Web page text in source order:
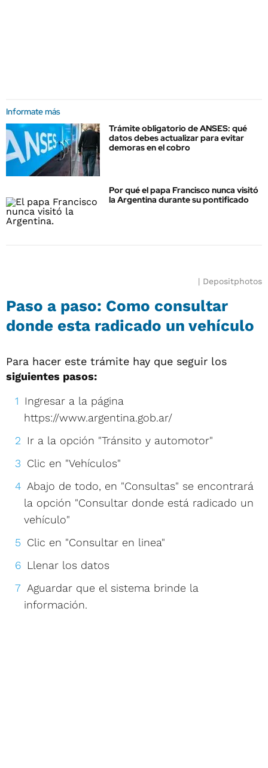
Informate más
Trámite obligatorio de ANSES: qué
datos debes actualizar para evitar
demoras en el cobro
Por qué el papa Francisco nunca visitó
la Argentina durante su pontificado
Depositphotos
Paso a paso: Como consultar
donde esta radicado un vehículo
Para hacer este trámite hay que seguir los
siguientes pasos:
Ingresar a la página
https://www.argentina.gob.ar/
Ir a la opción "Tránsito y automotor"
Clic en "Vehículos"
Abajo de todo, en "Consultas" se encontrará
la opción "Consultar donde está radicado un
vehículo"
Clic en "Consultar en linea"
Llenar los datos
Aguardar que el sistema brinde la
información.